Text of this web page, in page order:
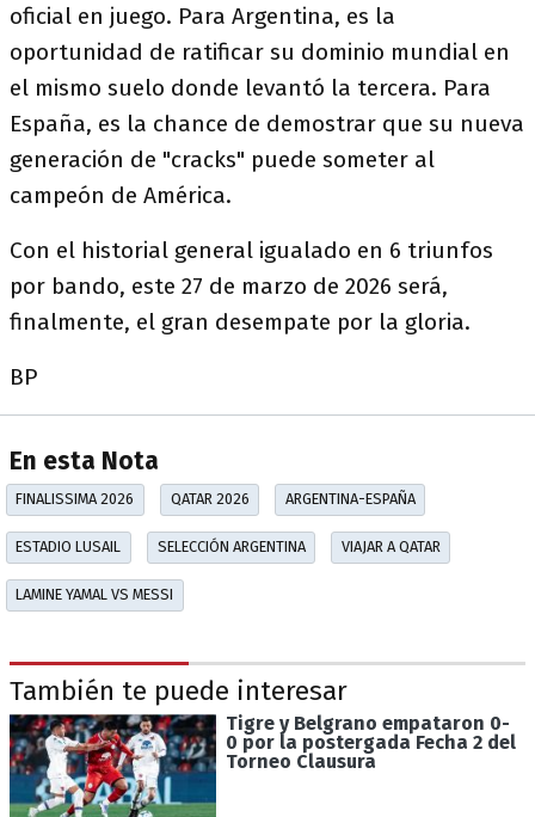
oficial en juego. Para Argentina, es la
oportunidad de ratificar su dominio mundial en
el mismo suelo donde levantó la tercera. Para
España, es la chance de demostrar que su nueva
generación de "cracks" puede someter al
campeón de América.
Con el historial general igualado en 6 triunfos
por bando, este 27 de marzo de 2026 será,
finalmente, el gran desempate por la gloria.
BP
En esta Nota
FINALISSIMA 2026 QATAR 2026 ARGENTINA-ESPAÑA
ESTADIO LUSAIL SELECCIÓN ARGENTINA VIAJAR A QATAR
LAMINE YAMAL VS MESSI
También te puede interesar
Tigre y Belgrano empataron 0-
0 por la postergada Fecha 2 del
Torneo Clausura